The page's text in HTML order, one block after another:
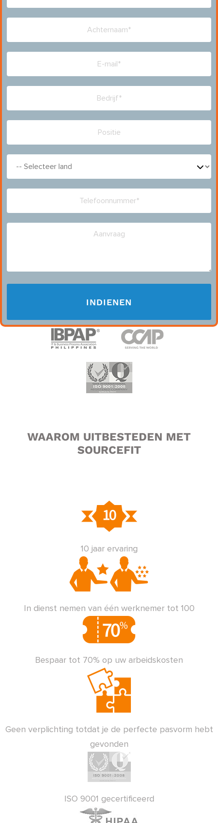
WAAROM UITBESTEDEN MET
SOURCEFIT
10 jaar ervaring
In dienst nemen van één werknemer tot 100
Bespaar tot 70% op uw arbeidskosten
Geen verplichting totdat je de perfecte pasvorm hebt
gevonden
ISO 9001 gecertificeerd